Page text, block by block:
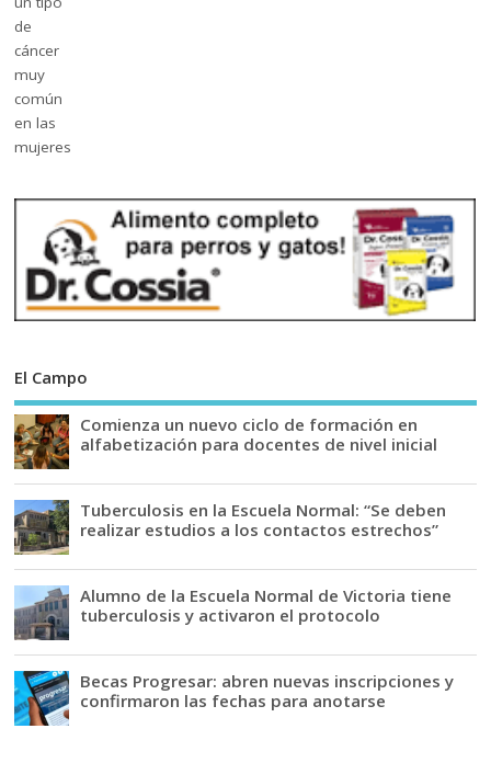
El Campo
Comienza un nuevo ciclo de formación en
alfabetización para docentes de nivel inicial
Tuberculosis en la Escuela Normal: “Se deben
realizar estudios a los contactos estrechos”
Alumno de la Escuela Normal de Victoria tiene
tuberculosis y activaron el protocolo
Becas Progresar: abren nuevas inscripciones y
confirmaron las fechas para anotarse